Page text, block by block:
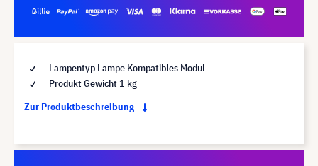
Lampentyp Lampe Kompatibles Modul
Produkt Gewicht 1 kg
Zur Produktbeschreibung